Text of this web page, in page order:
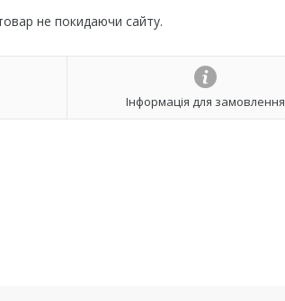
не покидаючи сайту.
Інформація для замовлення